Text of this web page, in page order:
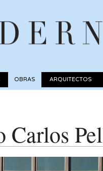
OBRAS ARQUITECTOS
Carlos